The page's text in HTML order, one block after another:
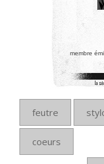
membre
feutre
coeurs